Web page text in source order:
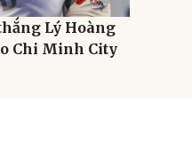
Lý Hoàng
Chi Minh City